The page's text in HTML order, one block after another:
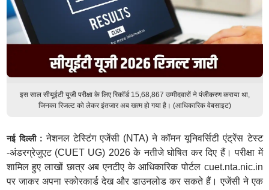
इस साल सीयूईटी यूजी परीक्षा के लिए रिकॉर्ड 15,68,867 उम्मीदवारों ने पंजीकरण कराया था,
जिनका रिजल्ट को लेकर इंतजार अब खत्म हो गया है। (आधिकारिक वेबसाइट)
नई दिल्ली : नेशनल टेस्टिंग एजेंसी (NTA) ने कॉमन यूनिवर्सिटी एंट्रेंस टेस्ट
-अंडरग्रेजुएट (CUET UG) 2026 के नतीजे घोषित कर दिए हैं। परीक्षा में
शामिल हुए लाखों छात्र अब एनटीए के आधिकारिक पोर्टल cuet.nta.nic.in
पर जाकर अपना स्कोरकार्ड देख और डाउनलोड कर सकते हैं। एजेंसी ने एक